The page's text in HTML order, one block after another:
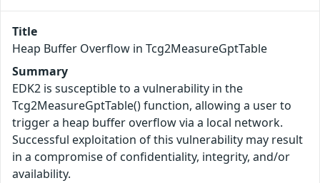
Title
Heap Buffer Overflow in Tcg2MeasureGptTable
Summary
EDK2 is susceptible to a vulnerability in the
Tcg2MeasureGptTable() function, allowing a user to
trigger a heap buffer overflow via a local network.
Successful exploitation of this vulnerability may result
in a compromise of confidentiality, integrity, and/or
availability.